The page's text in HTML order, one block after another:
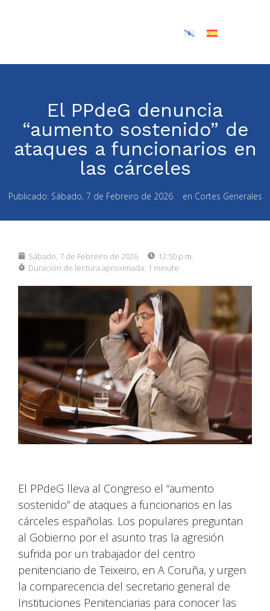
El PPdeG denuncia
“aumento sostenido” de
ataques a funcionarios en
las cárceles
Publicado: Sábado, 7 de Febreiro de 2026 en Cortes Generales
Sábado, 7 de Febreiro de 2026
12:50 p.m.
Duración de lectura aproximada: 1 minute
El PPdeG lleva al Congreso el “aumento
sostenido” de ataques a funcionarios en las
cárceles españolas. Los populares preguntan
al Gobierno por el asunto tras la agresión
sufrida por un trabajador del centro
penitenciario de Teixeiro, en A Coruña, y urgen
la comparecencia del secretario general de
Instituciones Penitenciarias para conocer las